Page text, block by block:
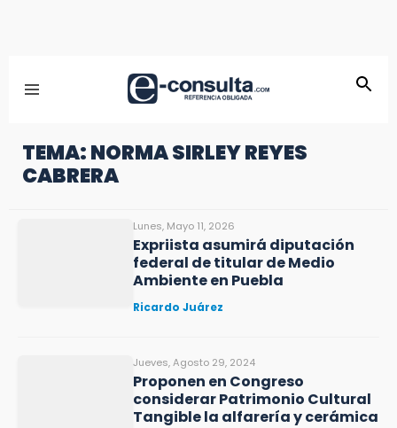
TEMA: NORMA SIRLEY REYES
CABRERA
Lunes, Mayo 11, 2026
Expriista asumirá diputación
federal de titular de Medio
Ambiente en Puebla
Ricardo Juárez
Jueves, Agosto 29, 2024
Proponen en Congreso
considerar Patrimonio Cultural
Tangible la alfarería y cerámica